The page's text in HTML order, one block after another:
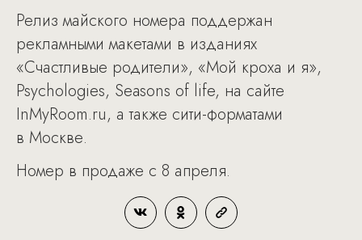
Релиз майского номера поддержан
рекламными макетами в изданиях
«Счастливые родители», «Мой кроха и я»,
Psychologies, Seasons of life, на сайте
InMyRoom.ru, а также сити-форматами
в Москве.
Номер в продаже с 8 апреля.